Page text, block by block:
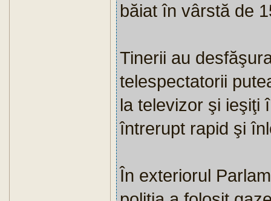
băiat în vârstă de
Tinerii au
telespectatorii
la televizor şi ieşiţi
întrerupt rapid şi
În exteriorul